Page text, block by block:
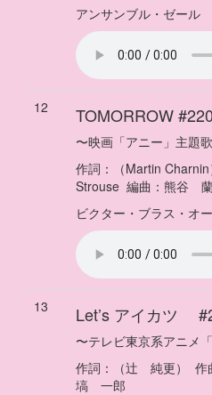
アンサンブル・ゼール
12 TOMORROW
〜映画「アニー」主題歌
作詞：
（Martin Charnin
Strouse 編曲： 熊谷
ビクター・ブラス・オ
13 Let’s アイカツ
〜テレビ東京系アニメ
作詞：
（辻 純更） 作
塙 一郎